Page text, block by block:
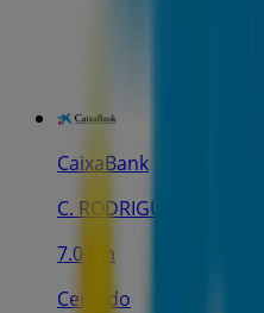
CaixaBank
C. RODRIGUEZ DE LA
7.0 km
Cerrado